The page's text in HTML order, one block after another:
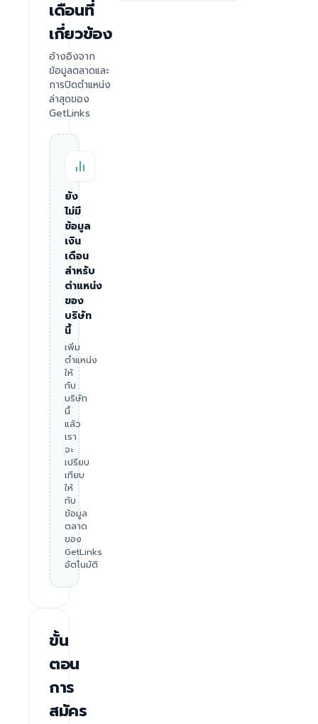
เดือนที่
เกี่ยวข้อง
อ้างอิงจาก
ข้อมูลตลาดและ
การปิดตำแหน่ง
ล่าสุดของ
GetLinks
ยัง
ไม่มี
ข้อมูล
เงิน
เดือน
สำหรับ
ตำแหน่ง
ของ
บริษัท
นี้
เพิ่ม
ตำแหน่ง
ให้
กับ
บริษัท
นี้
แล้ว
เรา
จะ
เปรียบ
เทียบ
ให้
กับ
ข้อมูล
ตลาด
ของ
GetLinks
อัตโนมัติ
ขั้น
ตอน
การ
สมัคร